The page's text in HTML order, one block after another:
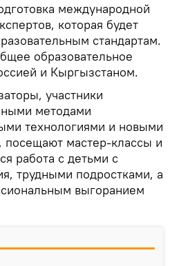
международной
которая будет
стандартам.
образовательное
и Кыргызстаном.
участники
методами
технологиями и новыми
мастер-классы и
работа с детьми с
трудными подростками, а
выгоранием